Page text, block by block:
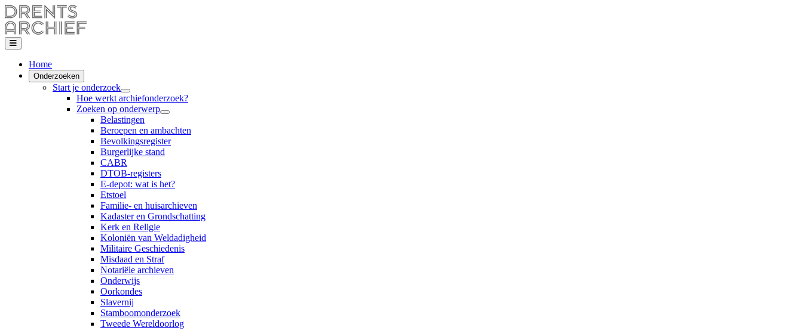
Home
Onderzoeken
Start je onderzoek
Hoe werkt archiefonderzoek?
Zoeken op onderwerp
Belastingen
Beroepen en ambachten
Bevolkingsregister
Burgerlijke stand
CABR
DTOB-registers
E-depot: wat is het?
Etstoel
Familie- en huisarchieven
Kadaster en Grondschatting
Kerk en Religie
Koloniën van Weldadigheid
Militaire Geschiedenis
Misdaad en Straf
Notariële archieven
Onderwijs
Oorkondes
Slavernij
Stamboomonderzoek
Tweede Wereldoorlog